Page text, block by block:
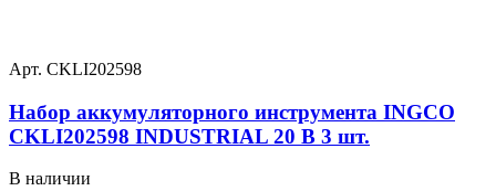
Арт. CKLI202598
Набор аккумуляторного инструмента INGCO
CKLI202598 INDUSTRIAL 20 В 3 шт.
В наличии